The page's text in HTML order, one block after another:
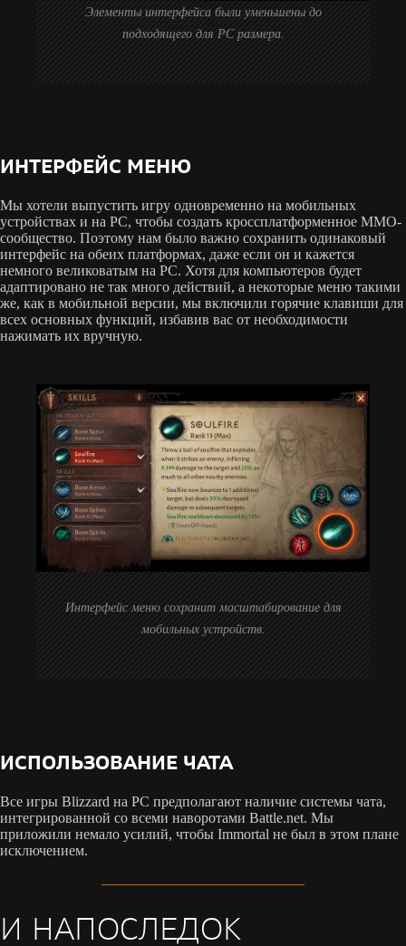
Элементы интерфейса были уменьшены до
подходящего для PC размера.
ИНТЕРФЕЙС МЕНЮ
Мы хотели выпустить игру одновременно на мобильных
устройствах и на PC, чтобы создать кроссплатформенное MMO-
сообщество. Поэтому нам было важно сохранить одинаковый
интерфейс на обеих платформах, даже если он и кажется
немного великоватым на PC. Хотя для компьютеров будет
адаптировано не так много действий, а некоторые меню такими
же, как в мобильной версии, мы включили горячие клавиши для
всех основных функций, избавив вас от необходимости
нажимать их вручную.
Интерфейс меню сохранит масштабирование для
мобильных устройств.
ИСПОЛЬЗОВАНИЕ ЧАТА
Все игры Blizzard на PC предполагают наличие системы чата,
интегрированной со всеми наворотами Battle.net. Мы
приложили немало усилий, чтобы Immortal не был в этом плане
исключением.
И НАПОСЛЕДОК